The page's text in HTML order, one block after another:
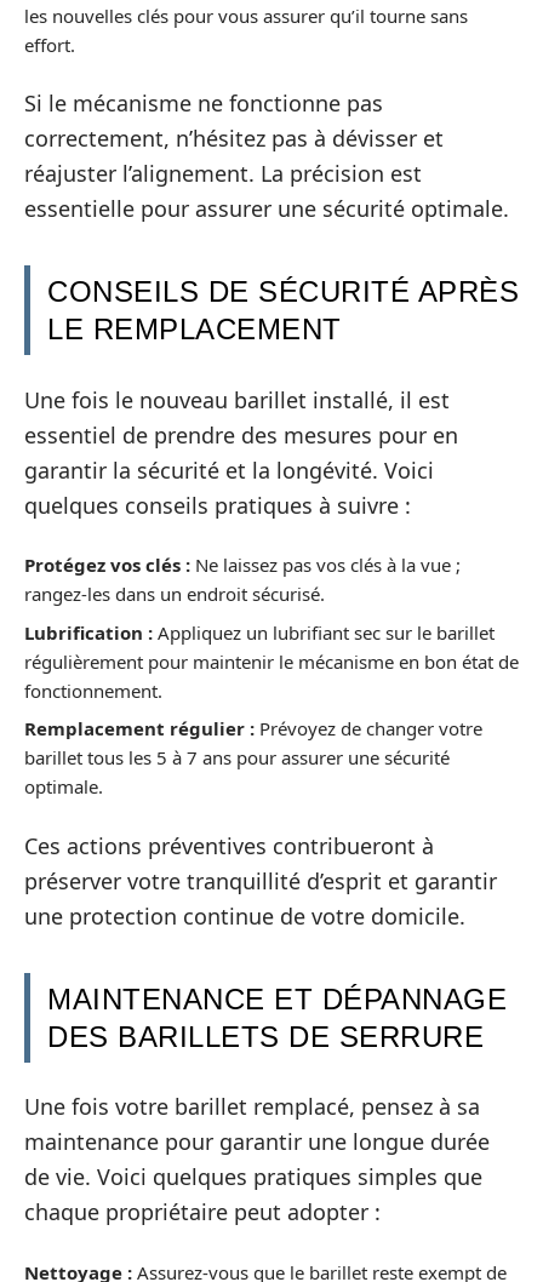
les nouvelles clés pour vous assurer qu’il tourne sans
effort.
Si le mécanisme ne fonctionne pas
correctement, n’hésitez pas à dévisser et
réajuster l’alignement. La précision est
essentielle pour assurer une sécurité optimale.
CONSEILS DE SÉCURITÉ APRÈS
LE REMPLACEMENT
Une fois le nouveau barillet installé, il est
essentiel de prendre des mesures pour en
garantir la sécurité et la longévité. Voici
quelques conseils pratiques à suivre :
Protégez vos clés : Ne laissez pas vos clés à la vue ;
rangez-les dans un endroit sécurisé.
Lubrification : Appliquez un lubrifiant sec sur le barillet
régulièrement pour maintenir le mécanisme en bon état de
fonctionnement.
Remplacement régulier : Prévoyez de changer votre
barillet tous les 5 à 7 ans pour assurer une sécurité
optimale.
Ces actions préventives contribueront à
préserver votre tranquillité d’esprit et garantir
une protection continue de votre domicile.
MAINTENANCE ET DÉPANNAGE
DES BARILLETS DE SERRURE
Une fois votre barillet remplacé, pensez à sa
maintenance pour garantir une longue durée
de vie. Voici quelques pratiques simples que
chaque propriétaire peut adopter :
Nettoyage : Assurez-vous que le barillet reste exempt de